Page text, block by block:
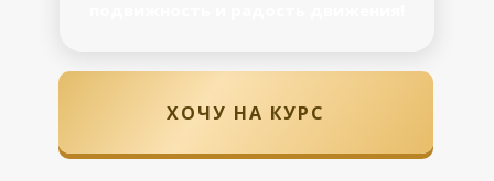
ХОЧУ НА КУРС